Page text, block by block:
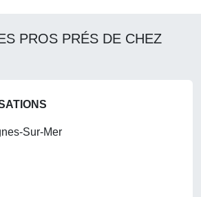
PROS PRÉS DE CHEZ
Sur-Mer